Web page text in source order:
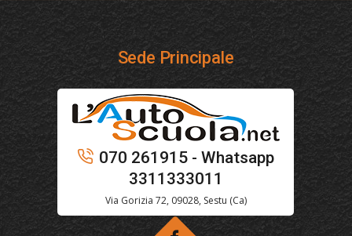
Sede Principale
070 261915 - Whatsapp
3311333011
Via Gorizia 72, 09028, Sestu (Ca)